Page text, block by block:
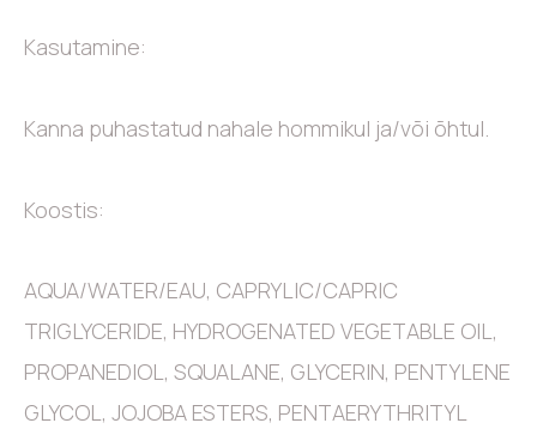
Kasutamine:
Kanna puhastatud nahale hommikul ja/või õhtul.
Koostis:
AQUA/WATER/EAU, CAPRYLIC/CAPRIC
TRIGLYCERIDE, HYDROGENATED VEGETABLE OIL,
PROPANEDIOL, SQUALANE, GLYCERIN, PENTYLENE
GLYCOL, JOJOBA ESTERS, PENTAERYTHRITYL